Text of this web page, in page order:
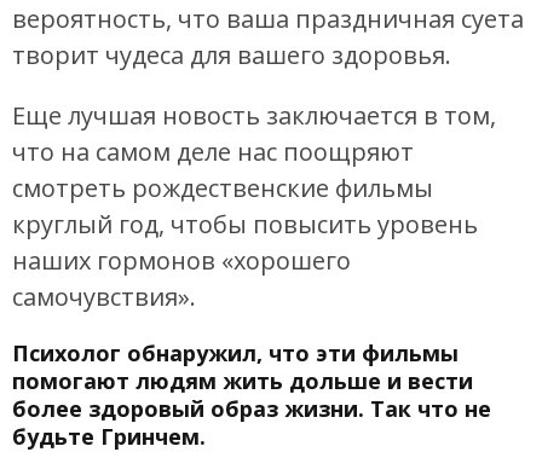
вероятность, что ваша праздничная суета
творит чудеса для вашего здоровья.
Еще лучшая новость заключается в том,
что на самом деле нас поощряют
смотреть рождественские фильмы
круглый год, чтобы повысить уровень
наших гормонов «хорошего
самочувствия».
Психолог обнаружил, что эти фильмы
помогают людям жить дольше и вести
более здоровый образ жизни. Так что не
будьте Гринчем.